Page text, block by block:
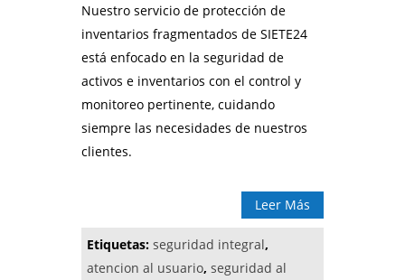
Nuestro servicio de protección de
inventarios fragmentados de SIETE24
está enfocado en la seguridad de
activos e inventarios con el control y
monitoreo pertinente, cuidando
siempre las necesidades de nuestros
clientes.
Leer Más
Etiquetas: seguridad integral,
atencion al usuario, seguridad al